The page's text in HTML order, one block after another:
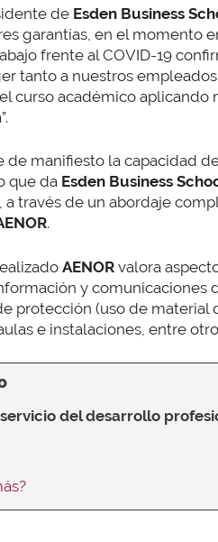
de Esden Business
garantías, en el momento
frente al COVID-19
tanto a nuestros
curso académico
de manifiesto la capacidad
que da Esden Business
través de un abordaje
.
AENOR valora
y comunicaciones
protección (uso de
e instalaciones, entre
del desarrollo